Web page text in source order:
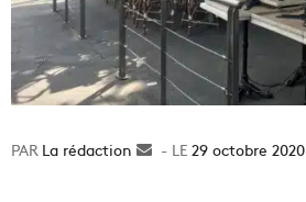
La rédaction
Envoyer29 octobre 2020